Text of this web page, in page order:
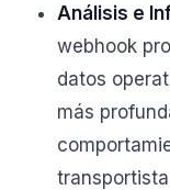
Análisis e
webhook
datos
más